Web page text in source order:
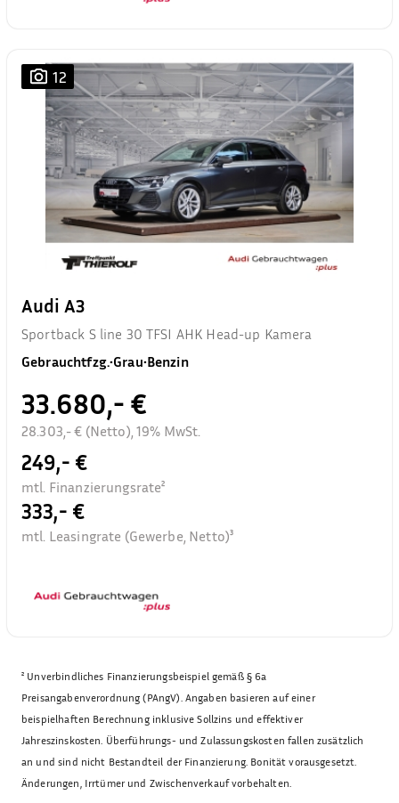
12
Audi A3
Sportback S line 30 TFSI AHK Head-up Kamera
Gebrauchtfzg.•Grau•Benzin
33.680,- €
28.303,- € (Netto), 19% MwSt.
249,- €
mtl. Finanzierungsrate²
333,- €
mtl. Leasingrate (Gewerbe, Netto)³
² Unverbindliches Finanzierungsbeispiel gemäß § 6a
Preisangabenverordnung (PAngV). Angaben basieren auf einer
beispielhaften Berechnung inklusive Sollzins und effektiver
Jahreszinskosten. Überführungs- und Zulassungskosten fallen zusätzlich
an und sind nicht Bestandteil der Finanzierung. Bonität vorausgesetzt.
Änderungen, Irrtümer und Zwischenverkauf vorbehalten.